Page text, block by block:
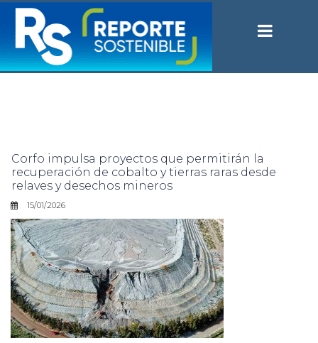
Corfo impulsa proyectos que permitirán la
recuperación de cobalto y tierras raras desde
relaves y desechos mineros
15/01/2026